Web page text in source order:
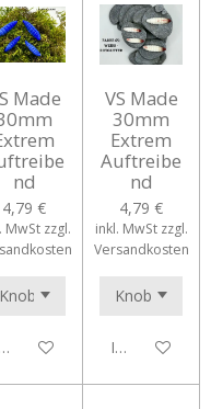
Made
nd
4,79 €
MwSt zzgl.
den Warenkorb
VS Made
30mm
Extrem
Auftreibe
nd
4,79 €
inkl. MwSt zzgl.
Versandkosten
In den